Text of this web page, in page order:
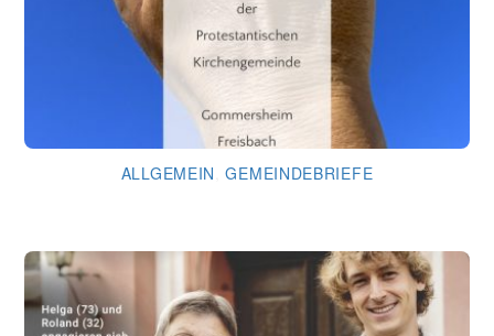
ALLGEMEIN ,GEMEINDEBRIEFE